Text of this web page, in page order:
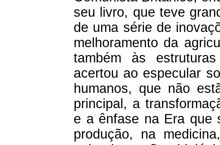
seu livro, que teve
de uma série de
melhoramento da
também às
acertou ao especular
humanos, que não
principal, a
e a ênfase na Era que
produção, na